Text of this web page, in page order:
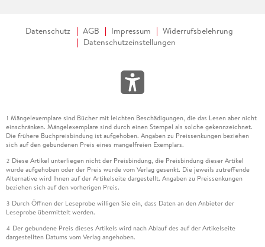
Datenschutz AGB Impressum
Widerrufsbelehrung
Datenschutzeinstellungen
1 Mängelexemplare sind Bücher mit leichten Beschädigungen, die das Lesen aber nicht
einschränken. Mängelexemplare sind durch einen Stempel als solche gekennzeichnet.
Die frühere Buchpreisbindung ist aufgehoben. Angaben zu Preissenkungen beziehen
sich auf den gebundenen Preis eines mangelfreien Exemplars.
2 Diese Artikel unterliegen nicht der Preisbindung, die Preisbindung dieser Artikel
wurde aufgehoben oder der Preis wurde vom Verlag gesenkt. Die jeweils zutreffende
Alternative wird Ihnen auf der Artikelseite dargestellt. Angaben zu Preissenkungen
beziehen sich auf den vorherigen Preis.
3 Durch Öffnen der Leseprobe willigen Sie ein, dass Daten an den Anbieter der
Leseprobe übermittelt werden.
4 Der gebundene Preis dieses Artikels wird nach Ablauf des auf der Artikelseite
dargestellten Datums vom Verlag angehoben.